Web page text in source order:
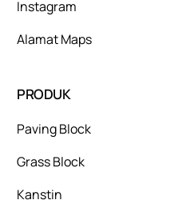
Instagram
Alamat Maps
PRODUK
Paving Block
Grass Block
Kanstin